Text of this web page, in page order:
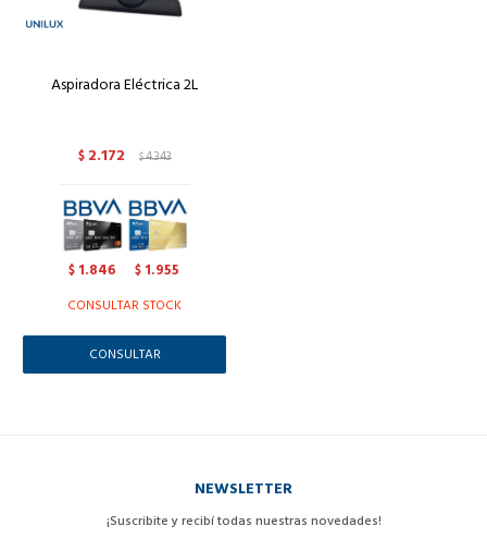
Aspiradora Eléctrica 2L
$ 2.172 $4.343
$ 1.846 $ 1.955
CONSULTAR STOCK
CONSULTAR
NEWSLETTER
¡Suscribite y recibí todas nuestras novedades!